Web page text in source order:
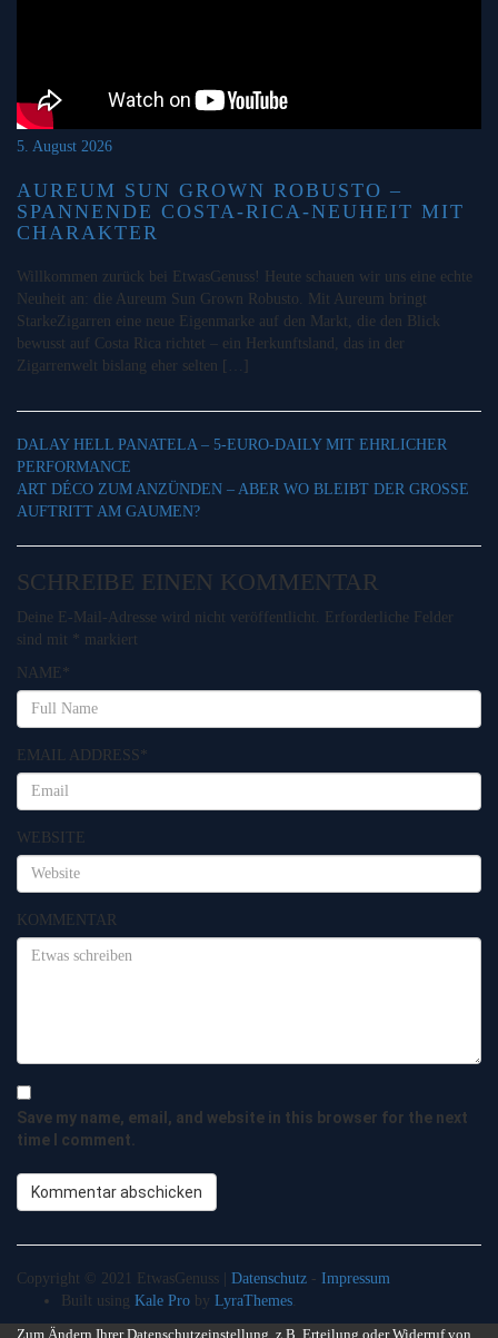
5. August 2026
AUREUM SUN GROWN ROBUSTO –
SPANNENDE COSTA-RICA-NEUHEIT MIT
CHARAKTER
Willkommen zurück bei EtwasGenuss! Heute schauen wir uns eine echte
Neuheit an: die Aureum Sun Grown Robusto. Mit Aureum bringt
StarkeZigarren eine neue Eigenmarke auf den Markt, die den Blick
bewusst auf Costa Rica richtet – ein Herkunftsland, das in der
Zigarrenwelt bislang eher selten […]
DALAY HELL PANATELA – 5-EURO-DAILY MIT EHRLICHER
PERFORMANCE
ART DÉCO ZUM ANZÜNDEN – ABER WO BLEIBT DER GROSSE A
UFTRITT AM GAUMEN?
SCHREIBE EINEN KOMMENTAR
Deine E-Mail-Adresse wird nicht veröffentlicht.
Erforderliche Felder
sind mit * markiert
NAME *
EMAIL ADDRESS*
WEBSITE
KOMMENTAR
Save my name, email, and website in this browser for the next
time I comment.
Copyright © 2021 EtwasGenuss | Datenschutz - Impressum
Built using Kale Pro by LyraThemes
Zum Ändern Ihrer Datenschutzeinstellung, z.B. Erteilung oder Widerruf von